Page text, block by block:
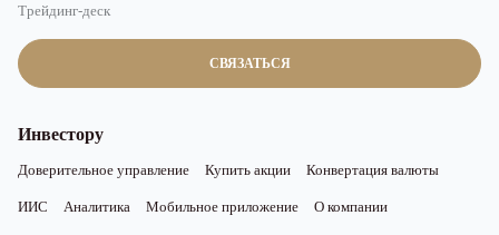
СВЯЗАТЬСЯ
Трейдинг-деск
Инвестору
Доверительное управление Купить акции Конвертация валюты
ИИС Аналитика Мобильное приложение О компании